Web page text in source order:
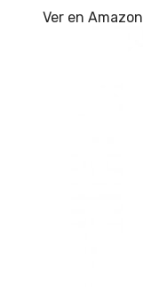
Ver en Amazon